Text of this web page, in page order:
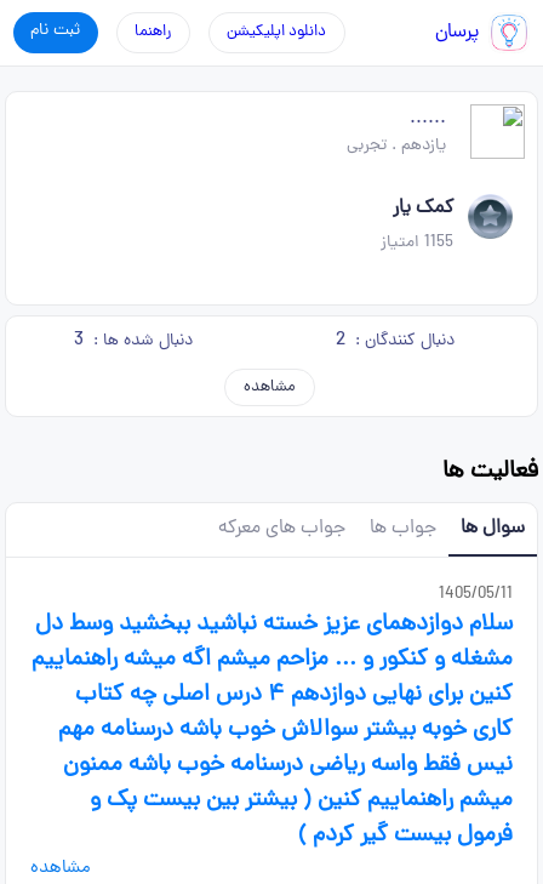
پرسان ثبت نام راهنما دانلود اپلیکیشن
......
یازدهم .تجربی
کمک یار
1155 امتیاز
دنبال کنندگان : 2 دنبال شده ها : 3
مشاهده
فعالیت ها
سوال ها جواب ها جواب های معرکه
1405/05/11
سلام دوازدهمای عزیز خسته نباشید ببخشید وسط دل
مشغله و کنکور و ... مزاحم میشم اگه میشه راهنماییم
کنین برای نهایی دوازدهم ۴ درس اصلی چه کتاب
کاری خوبه بیشتر سوالاش خوب باشه درسنامه مهم
نیس فقط واسه ریاضی درسنامه خوب باشه ممنون
میشم راهنماییم کنین ( بیشتر بین بیست پک و
فرمول بیست گیر کردم )
مشاهده